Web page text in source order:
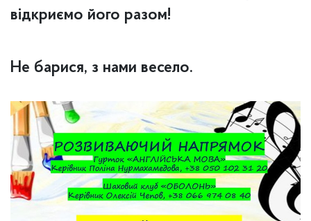
відкриємо його разом!
Не барися, з нами весело.